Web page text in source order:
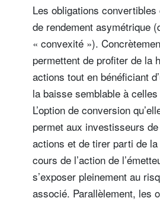
Les obligations convertibles
de rendement asymétrique
« convexité »).
permettent de profiter de la
actions tout en bénéficiant
la baisse semblable à
L’option de conversion
permet aux investisseurs
actions et de tirer parti de
cours de l’action de
s’exposer pleinement au
associé. Parallèlement, les